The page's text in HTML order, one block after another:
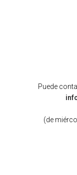
Puede
(de